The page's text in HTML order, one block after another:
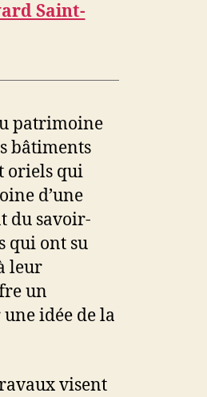
Saint-
patrimoine
bâtiments
oriels qui
d’une
du savoir-
qui ont su
leur
un
idée de la
visent